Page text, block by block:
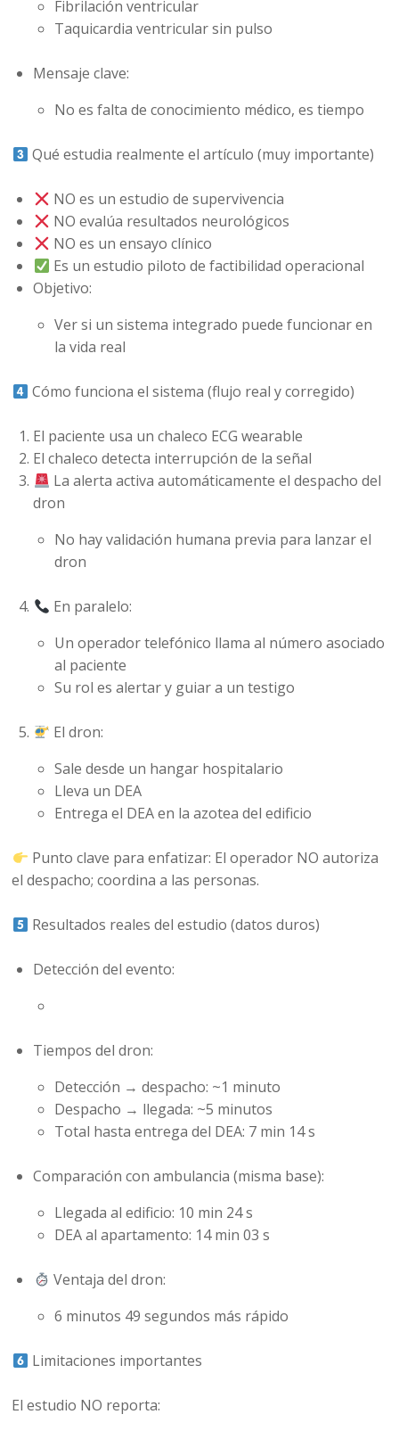
Fibrilación ventricular
Taquicardia ventricular sin pulso
Mensaje clave:
No es falta de conocimiento médico, es tiempo
Qué estudia realmente el artículo (muy importante)
NO es un estudio de supervivencia
NO evalúa resultados neurológicos
NO es un ensayo clínico
Es un estudio piloto de factibilidad operacional
Objetivo:
Ver si un sistema integrado puede funcionar en
la vida real
Cómo funciona el sistema (flujo real y corregido)
El paciente usa un chaleco ECG wearable
El chaleco detecta interrupción de la señal
La alerta activa automáticamente el despacho del
dron
No hay validación humana previa para lanzar el
dron
En paralelo:
Un operador telefónico llama al número asociado
al paciente
Su rol es alertar y guiar a un testigo
El dron:
Sale desde un hangar hospitalario
Lleva un DEA
Entrega el DEA en la azotea del edificio
Punto clave para enfatizar: El operador NO autoriza
el despacho; coordina a las personas.
Resultados reales del estudio (datos duros)
Detección del evento:
Tiempos del dron:
Detección → despacho: ~1 minuto
Despacho → llegada: ~5 minutos
Total hasta entrega del DEA: 7 min 14 s
Comparación con ambulancia (misma base):
Llegada al edificio: 10 min 24 s
DEA al apartamento: 14 min 03 s
Ventaja del dron:
6 minutos 49 segundos más rápido
Limitaciones importantes
El estudio NO reporta: